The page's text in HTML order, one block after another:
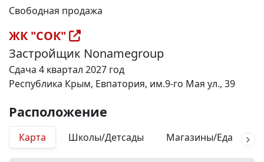
Свободная продажа
ЖК "СОК"
Застройщик Nonamegroup
Сдача 4 квартал 2027 год
Республика Крым, Евпатория, им.9-го Мая ул., 39
Расположение
Карта Школы/Детсады Магазины/Еда